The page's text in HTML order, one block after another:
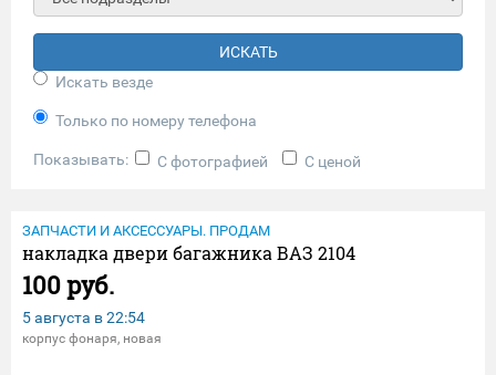
ИСКАТЬ
Искать везде
Только по номеру телефона
Показывать: С фотографией С ценой
ЗАПЧАСТИ И АКСЕССУАРЫ. ПРОДАМ
накладка двери багажника ВАЗ 2104
100 руб.
5 августа в22:54
корпус фонаря, новая